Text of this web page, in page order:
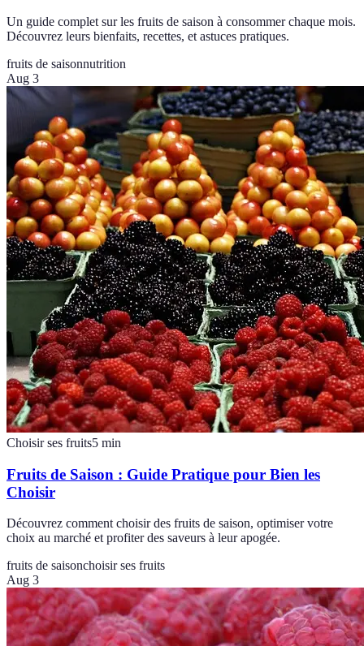
Un guide complet sur les fruits de saison à consommer chaque mois.
Découvrez leurs bienfaits, recettes, et astuces pratiques.
fruits de saisonnutrition
Aug 3
Choisir ses fruits5 min
Fruits de Saison : Guide Pratique pour Bien les
Choisir
Découvrez comment choisir des fruits de saison, optimiser votre
choix au marché et profiter des saveurs à leur apogée.
fruits de saisonchoisir ses fruits
Aug 3